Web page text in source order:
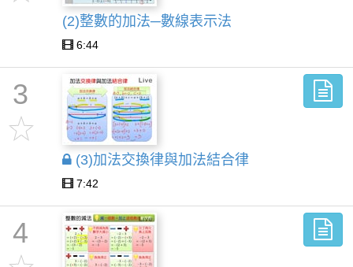
(2)整數的加法─數線表示法
6:44
3
(3)加法交換律與加法結合律
7:42
4